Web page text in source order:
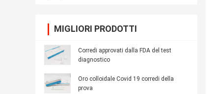
MIGLIORI PRODOTTI
Corredi approvati dalla FDA del test
diagnostico
Oro colloidale Covid 19 corredi della
prova